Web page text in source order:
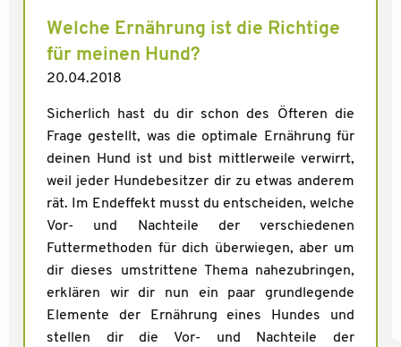
Welche Ernährung ist die Richtige
für meinen Hund?
20.04.2018
Sicherlich hast du dir schon des Öfteren die
Frage gestellt, was die optimale Ernährung für
deinen Hund ist und bist mittlerweile verwirrt,
weil jeder Hundebesitzer dir zu etwas anderem
rät. Im Endeffekt musst du entscheiden, welche
Vor- und Nachteile der verschiedenen
Futtermethoden für dich überwiegen, aber um
dir dieses umstrittene Thema nahezubringen,
erklären wir dir nun ein paar grundlegende
Elemente der Ernährung eines Hundes und
stellen dir die Vor- und Nachteile der